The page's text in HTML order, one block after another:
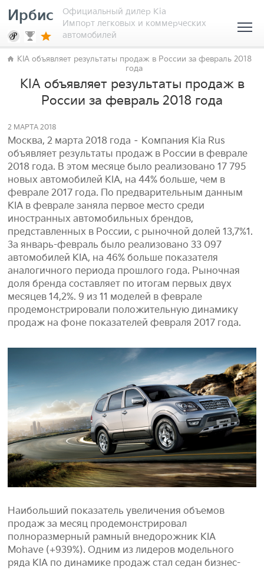
Ирбис
Официальный дилер Kia
Импорт легковых и коммерческих
автомобилей
KIA объявляет результаты продаж в России за февраль 2018
года
KIA объявляет результаты продаж в
России за февраль 2018 года
2 МАРТА 2018
Москва, 2 марта 2018 года – Компания Kia Rus
объявляет результаты продаж в России в феврале
2018 года. В этом месяце было реализовано 17 795
новых автомобилей KIA, на 44% больше, чем в
феврале 2017 года. По предварительным данным
KIA в феврале заняла первое место среди
иностранных автомобильных брендов,
представленных в России, с рыночной долей 13,7%1.
За январь-февраль было реализовано 33 097
автомобилей KIA, на 46% больше показателя
аналогичного периода прошлого года. Рыночная
доля бренда составляет по итогам первых двух
месяцев 14,2%. 9 из 11 моделей в феврале
продемонстрировали положительную динамику
продаж на фоне показателей февраля 2017 года.
Наибольший показатель увеличения объемов
продаж за месяц продемонстрировал
полноразмерный рамный внедорожник KIA
Mohave (+939%). Одним из лидеров модельного
ряда KIA по динамике продаж стал седан бизнес-